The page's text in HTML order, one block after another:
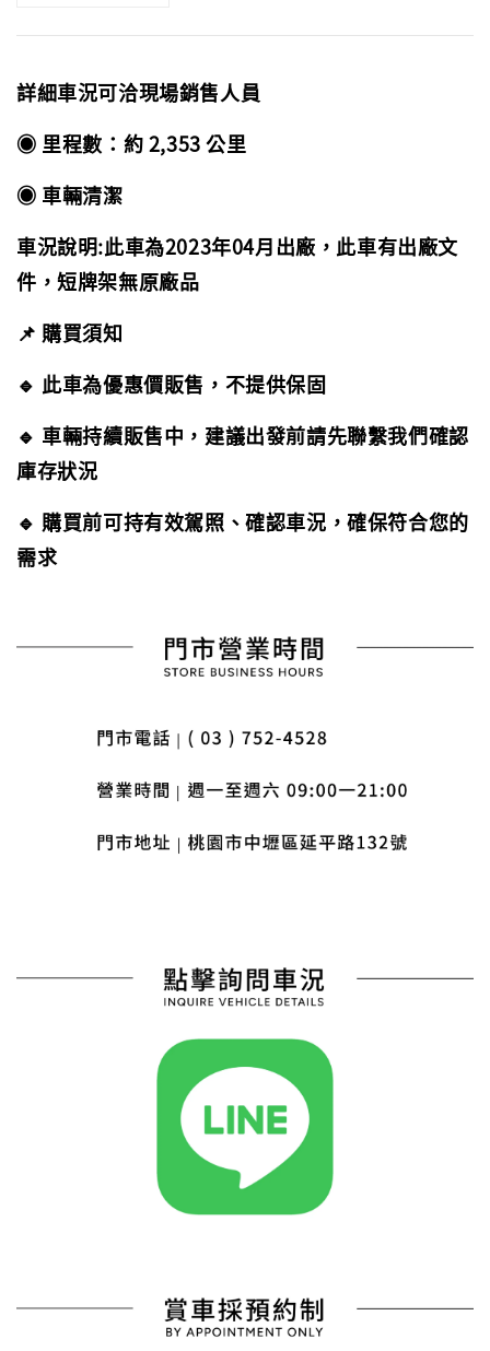
詳細車況可洽現場銷售人員
◉ 里程數：約 2,353 公里
◉ 車輛清潔
車況說明:此車為2023年04月出廠，此車有出廠文
件，短牌架無原廠品
📌 購買須知
🔹 此車為優惠價販售，不提供保固
🔹 車輛持續販售中，建議出發前請先聯繫我們確認
庫存狀況
🔹 購買前可持有效駕照、確認車況，確保符合您的
需求